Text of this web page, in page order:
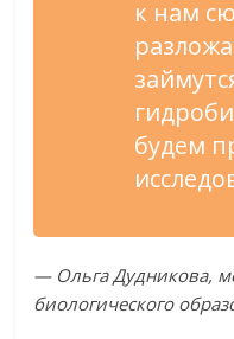
к нам
будем
— Ольга Дудникова,
биологического